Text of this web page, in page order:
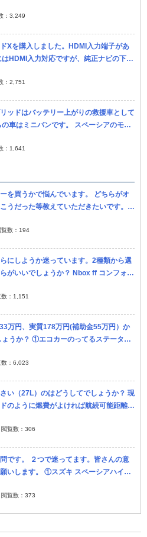
日は片道6キロの職場まで乗ります ...
： 3,249
Xを購入しました。HDMI入力端子があ
HDMI入力対応ですが、純正ナビの下に
ブルとHDMI変換ケーブルでつな...
： 2,751
ッドはバッテリー上がりの救援車として
車はミニバンです。 スペーシアのモデ
つ前のものです。 ネットで色々と調
： 1,641
を買うかで悩んでいます。 どちらがオ
うだった等教えていただきたいです。 2
来るまで乗るつもりです。高速道路や
覧数： 194
にしようか迷っています。2種類から選
がいいでしょうか？ Nbox ff コンフォー
車種 21141x3 オプシ...
： 1,151
万円、実質178万円(補助金55万円）か
ょうか？ ①エコカーのってるステータス
エヌボックスやスペーシアハイブ...
： 6,023
い（27L）のはどうしてでしょうか？ 現
のように燃費がよければ航続可能距離6
費15km程度と対して燃費の良く...
閲覧数： 306
です。 ２つで迷ってます。皆さんの意
いします。 ①スズキ スペーシアハイブ
産 デイズルークス660X Vセ...
閲覧数： 373